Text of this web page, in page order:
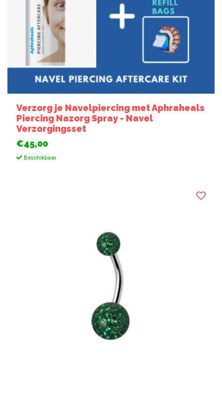
Verzorg je Navelpiercing met Aphraheals
Piercing Nazorg Spray - Navel
Verzorgingsset
€45,00
Beschikbaar